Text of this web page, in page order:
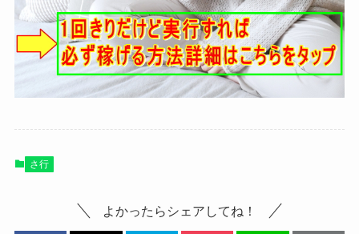
さ行
よかったらシェアしてね！